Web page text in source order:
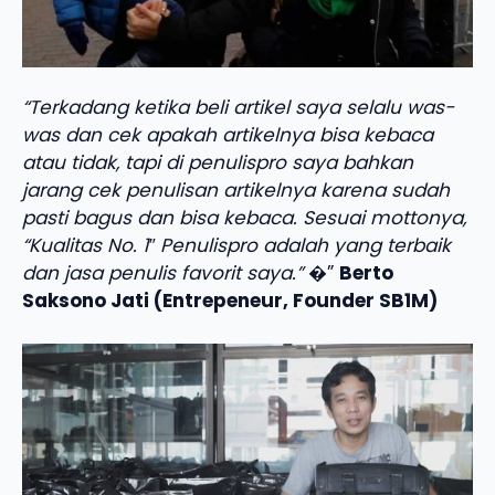
“Terkadang ketika beli artikel saya selalu was-
was dan cek apakah artikelnya bisa kebaca
atau tidak, tapi di penulispro saya bahkan
jarang cek penulisan artikelnya karena sudah
pasti bagus dan bisa kebaca. Sesuai mottonya,
“Kualitas No. 1″ Penulispro adalah yang terbaik
dan jasa penulis favorit saya.”�” Berto
Saksono Jati (Entrepeneur, Founder SB1M)